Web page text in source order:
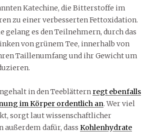
Katechine, die Bitterstoffe im
zu einer verbesserten Fettoxidation.
gelang es den Teilnehmern, durch das
von grünem Tee, innerhalb von
Taillenumfang und ihr Gewicht um
in den Teeblättern regt ebenfalls
im Körper ordentlich an. Wer viel
sorgt laut wissenschaftlicher
außerdem dafür, dass Kohlenhydrate